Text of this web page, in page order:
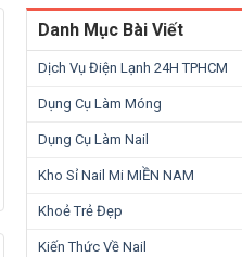
Danh Mục Bài Viết
Dịch Vụ Điện Lạnh 24H TPHCM
Dụng Cụ Làm Móng
Dụng Cụ Làm Nail
Kho Sỉ Nail Mi MIỀN NAM
Khoẻ Trẻ Đẹp
Kiến Thức Về Nail